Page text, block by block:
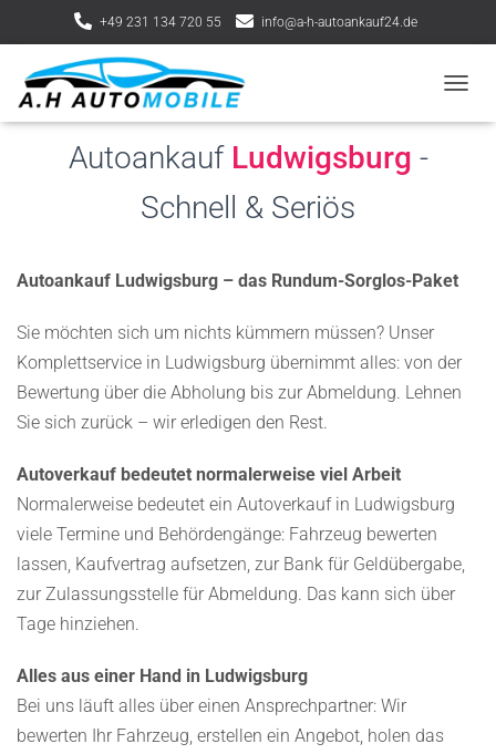
+49 231 134 720 55 info@a-h-autoankauf24.de
Lindnerstraße 13, 44339 Dortmund
Autoankauf Ludwigsburg -
Schnell & Seriös
Autoankauf Ludwigsburg – das Rundum-Sorglos-Paket
Sie möchten sich um nichts kümmern müssen? Unser
Komplettservice in Ludwigsburg übernimmt alles: von der
Bewertung über die Abholung bis zur Abmeldung. Lehnen
Sie sich zurück – wir erledigen den Rest.
Autoverkauf bedeutet normalerweise viel Arbeit
Normalerweise bedeutet ein Autoverkauf in Ludwigsburg
viele Termine und Behördengänge: Fahrzeug bewerten
lassen, Kaufvertrag aufsetzen, zur Bank für Geldübergabe,
zur Zulassungsstelle für Abmeldung. Das kann sich über
Tage hinziehen.
Alles aus einer Hand in Ludwigsburg
Bei uns läuft alles über einen Ansprechpartner: Wir
bewerten Ihr Fahrzeug, erstellen ein Angebot, holen das